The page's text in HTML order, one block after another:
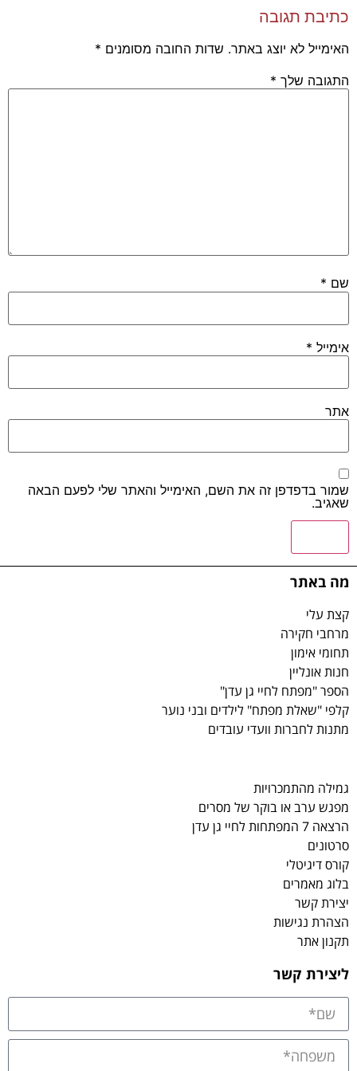
כתיבת תגובה
האימייל לא יוצג באתר. שדות החובה מסומנים *
התגובה שלך *
שם *
אימייל *
אתר
שמור בדפדפן זה את השם, האימייל והאתר שלי לפעם הבאה
שאגיב.
מה באתר
קצת עלי
מרחבי חקירה
תחומי אימון
חנות אונליין
הספר "מפתח לחיי גן עדן"
קלפי "שאלת מפתח" לילדים ובני נוער
מתנות לחברות וועדי עובדים
גמילה מהתמכרויות
מפגש ערב או בוקר של מסרים
הרצאה 7 המפתחות לחיי גן עדן
סרטונים
קורס דיגיטלי
בלוג מאמרים
יצירת קשר
הצהרת נגישות
תקנון אתר
ליצירת קשר